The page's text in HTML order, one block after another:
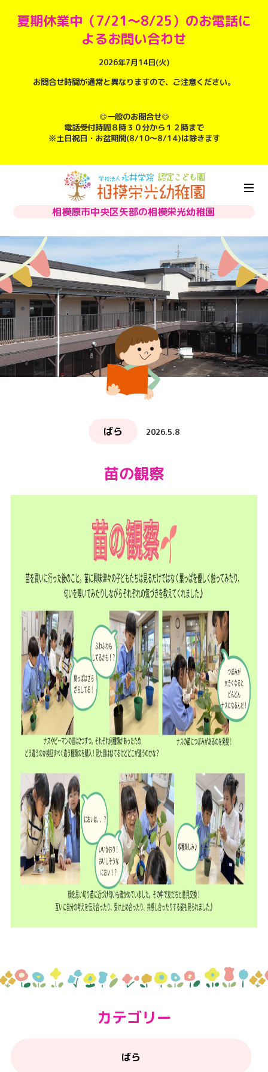
夏期休業中（7/21～8/25）のお電話に
よるお問い合わせ
2026年7月14日(火)
お問合せ時間が通常と異なりますので、ご注意ください。
◎一般のお問合せ◎
電話受付時間８時３０分から１２時まで
※土日祝日・お盆期間(8/10～8/14)は除きます
相模原市中央区矢部の相模栄光幼稚園
ばら 2026.5.8
苗の観察
カテゴリー
ばら